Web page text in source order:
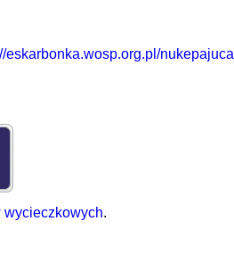
eskarbonka.wosp.org.pl/nukepajuca
wycieczkowych.